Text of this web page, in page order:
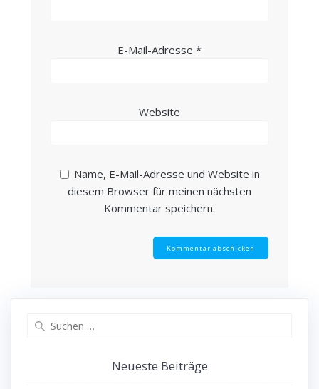
E-Mail-Adresse *
Website
Name, E-Mail-Adresse und Website in
diesem Browser für meinen nächsten
Kommentar speichern.
Neu­es­te Beiträge